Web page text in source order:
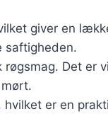
giver en
saftigheden.
Det er
hvilket er en